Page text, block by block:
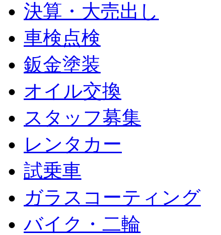
決算・大売出し
車検点検
鈑金塗装
オイル交換
スタッフ募集
レンタカー
試乗車
ガラスコーティング
バイク・二輪